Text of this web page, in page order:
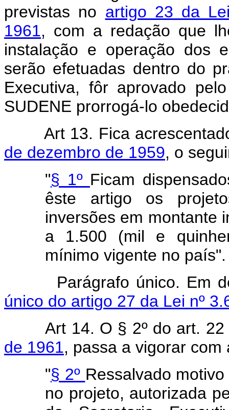
previstas no artigo 23 da
1961, com a redação que
instalação e operação dos
serão efetuadas dentro do
Executiva, fôr aprovado
SUDENE prorrogá-lo
Art 13. Fica
de dezembro de 1959, o
"§ 1º Ficam
êste artigo os
inversões em montante
a 1.500 (mil e
mínimo vigente no país".
Parágrafo único. Em
único do artigo 27 da Lei nº
Art 14. O § 2º do art.
de 1961, passa a vigorar
"§ 2º Ressalvado
no projeto, autorizada